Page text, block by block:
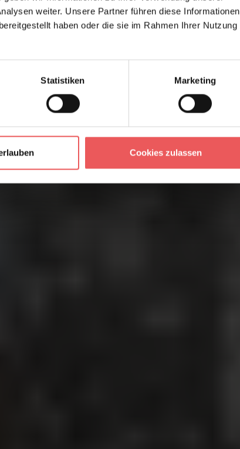
weiter. Unsere Partner führen diese Informationen
haben oder die sie im Rahmen Ihrer Nutzung
Statistiken Marketing
Cookies zulassen